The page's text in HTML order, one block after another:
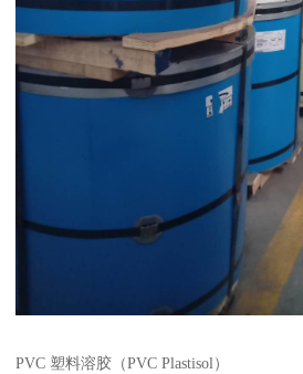
PVC 塑料溶胶（PVC Plastisol）